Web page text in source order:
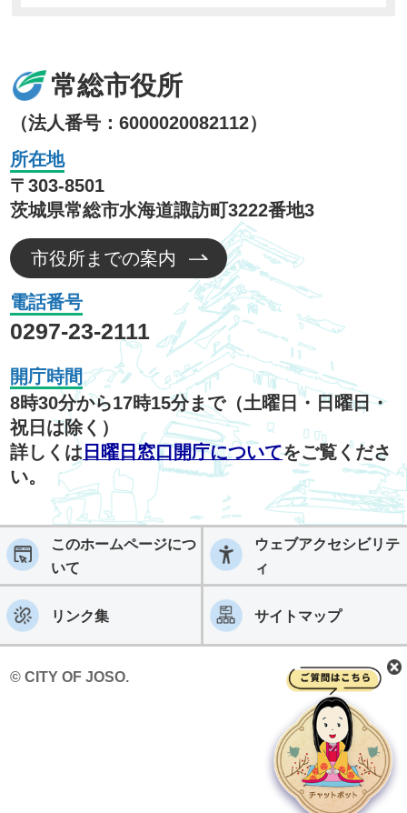
常総市役所
（法人番号：6000020082112）
所在地
〒303-8501
茨城県常総市水海道諏訪町3222番地3
市役所までの案内
電話番号
0297-23-2111
開庁時間
8時30分から17時15分まで（土曜日・日曜日・
祝日は除く）
詳しくは 日曜日窓口開庁についてをご覧くださ
い。
このホームページにつ
いて
ウェブアクセシビリテ
ィ
リンク集 サイトマップ
© CITY OF JOSO.